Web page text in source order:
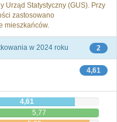
Urząd Statystyczny (GUS). Przy
zastosowano
mieszkańców.
2
w 2024 roku
4,61
4,61
5,77